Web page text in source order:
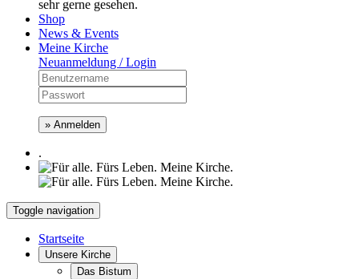
sehr gerne gesehen.
Shop
News & Events
Meine Kirche
Neuanmeldung / Login
» Anmelden
.
Toggle navigation
Startseite
Unsere Kirche
Das Bistum